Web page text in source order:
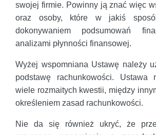
swojej firmie. Powinny ją znać więc
oraz osoby, które w jakiś
dokonywaniem podsumowań
analizami płynności finansowej.
Wyżej wspomniana Ustawę należy
podstawę rachunkowości. Ustawa
wiele rozmaitych kwestii, między
określeniem zasad rachunkowości.
Nie da się również ukryć, że